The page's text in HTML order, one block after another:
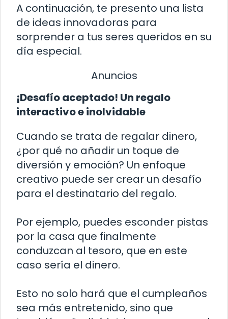
A continuación, te presento una lista
de ideas innovadoras para
sorprender a tus seres queridos en su
día especial.
Anuncios
¡Desafío aceptado! Un regalo
interactivo e inolvidable
Cuando se trata de regalar dinero,
¿por qué no añadir un toque de
diversión y emoción? Un enfoque
creativo puede ser crear un desafío
para el destinatario del regalo.
Por ejemplo, puedes esconder pistas
por la casa que finalmente
conduzcan al tesoro, que en este
caso sería el dinero.
Esto no solo hará que el cumpleaños
sea más entretenido, sino que